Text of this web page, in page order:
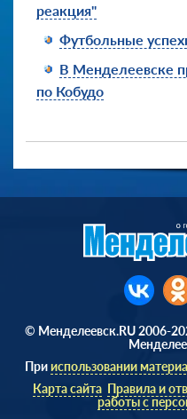
реакция"
Футбольные
В Менделеевске
по Кобудо
© Менделеевск.RU 2006-
Прииспользовании
Карта сайта Правила и
работы с